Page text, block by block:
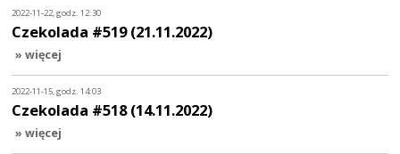
2022-11-22, godz. 12:30
Czekolada #519 (21.11.2022)
» więcej
2022-11-15, godz. 14:03
Czekolada #518 (14.11.2022)
» więcej